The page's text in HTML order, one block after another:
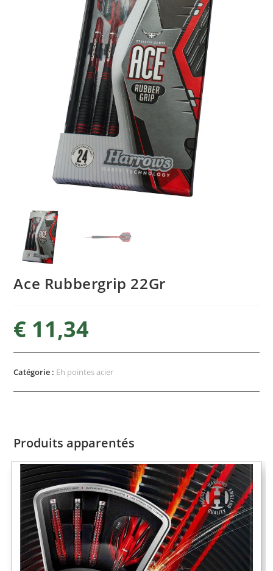
Ace Rubbergrip 22Gr
€ 11,34
Catégorie : Eh pointes acier
Produits apparentés